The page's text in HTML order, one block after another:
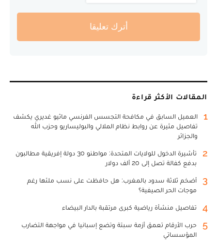
أترك تعليقا
المقالات الأكثر قراءة
1
العميل السابق في مكافحة التجسس الفرنسي ماثيو غديري يكشف
تفاصيل مثيرة عن روابط نظام الملالي والبوليساريو وحزب الله
والجزائر
2
تأشيرة الدخول للولايات المتحدة: مواطنو 30 دولة إفريقية مطالبون
بدفع كفالة تصل إلى 20 ألف دولار
3
أضخم ثلاثة سدود بالمغرب: هل حافظت على نسب ملئها رغم
موجات الحر الصيفية؟
4 تفاصيل منشأة رياضية كبرى مرتقبة بالدار البيضاء
5
حرب الأرقام تعمق أزمة سبتة وتضع إسبانيا في مواجهة التضارب
المؤسساتي